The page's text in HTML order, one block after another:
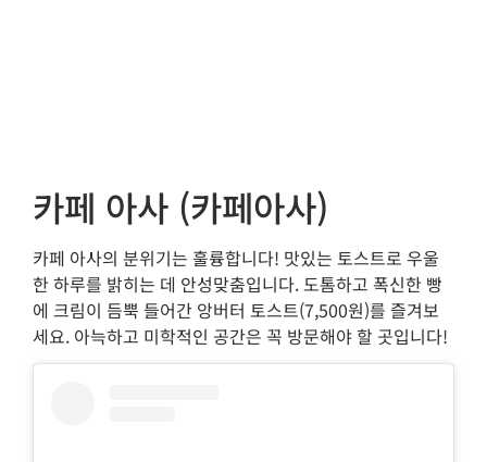
카페 아사 (카페아사)
카페 아사의 분위기는 훌륭합니다! 맛있는 토스트로 우울
한 하루를 밝히는 데 안성맞춤입니다. 도톰하고 폭신한 빵
에 크림이 듬뿍 들어간 앙버터 토스트(7,500원)를 즐겨보
세요. 아늑하고 미학적인 공간은 꼭 방문해야 할 곳입니다!